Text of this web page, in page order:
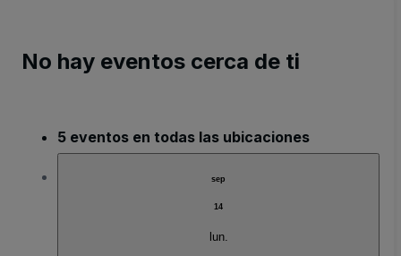
No hay eventos cerca de ti
5 eventos en todas las ubicaciones
sep
14
lun.